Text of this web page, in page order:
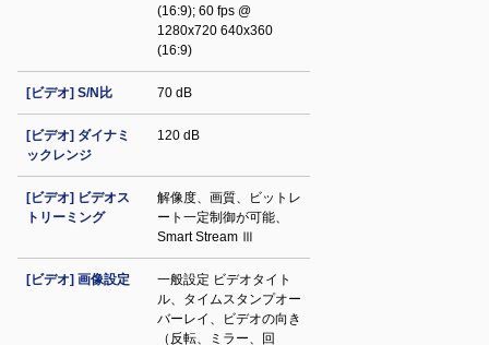
(16:9); 60 fps @
1280x720 640x360
(16:9)
[ビデオ] S/N比 70 dB
[ビデオ] ダイナミ
ックレンジ
120 dB
[ビデオ] ビデオス
トリーミング
解像度、画質、ビットレ
ート一定制御が可能、
Smart Stream Ⅲ
[ビデオ] 画像設定
一般設定 ビデオタイト
ル、タイムスタンプオー
バーレイ、ビデオの向き
（反転、ミラー、回